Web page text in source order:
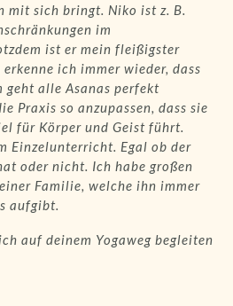
mit sich bringt. Niko ist z. B.
im
ist er mein fleißigster
ich immer wieder, dass
geht alle Asanas perfekt
Praxis so anzupassen, dass sie
für Körper und Geist führt.
Einzelunterricht. Egal ob der
oder nicht. Ich habe großen
Familie, welche ihn immer
aufgibt.
auf deinem Yogaweg begleiten